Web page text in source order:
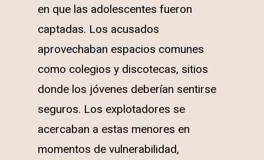
en que las adolescentes fueron
captadas. Los acusados
aprovechaban espacios comunes
como colegios y discotecas, sitios
donde los jóvenes deberían sentirse
seguros. Los explotadores se
acercaban a estas menores en
momentos de vulnerabilidad,